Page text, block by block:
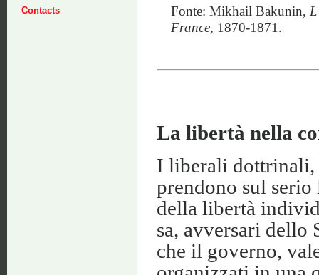
Contacts
Fonte: Mikhail Bakunin,
France, 1870-1871.
La libertà nella
I liberali dottrinali,
prendono sul
della libertà
sa, avversari dello
che il governo,